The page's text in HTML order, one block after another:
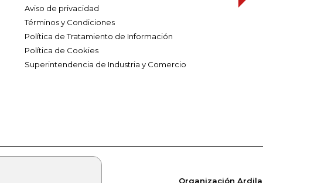
Aviso de privacidad
Términos y Condiciones
Política de Tratamiento de Información
Política de Cookies
Superintendencia de Industria y Comercio
Organización Ardila